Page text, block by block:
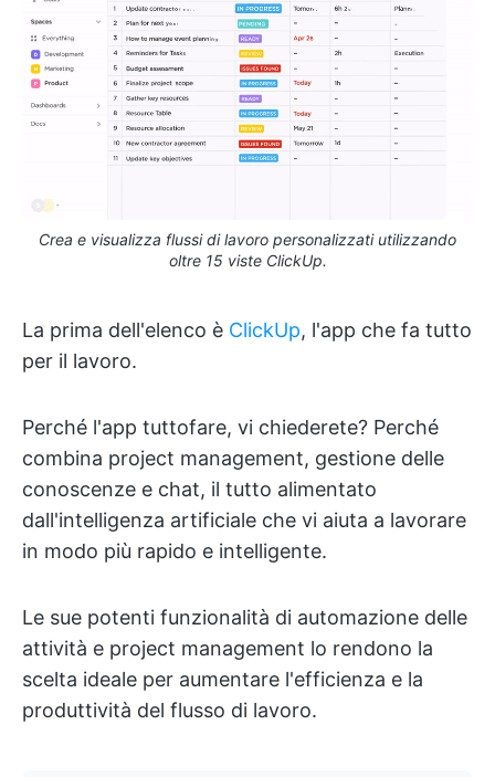
Crea e visualizza flussi di lavoro personalizzati utilizzando
oltre 15 viste ClickUp.
La prima dell'elenco è ClickUp, l'app che fa tutto
per il lavoro.
Perché l'app tuttofare, vi chiederete? Perché
combina project management, gestione delle
conoscenze e chat, il tutto alimentato
dall'intelligenza artificiale che vi aiuta a lavorare
in modo più rapido e intelligente.
Le sue potenti funzionalità di automazione delle
attività e project management lo rendono la
scelta ideale per aumentare l'efficienza e la
produttività del flusso di lavoro.